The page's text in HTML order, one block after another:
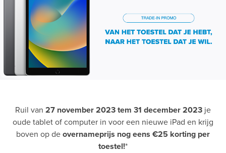
Ruil van 27 november 2023 tem 31 december 2023 je
oude tablet of computer in voor een nieuwe iPad en krijg
boven op deovernameprijs nog eens €25 korting per
toestel!*